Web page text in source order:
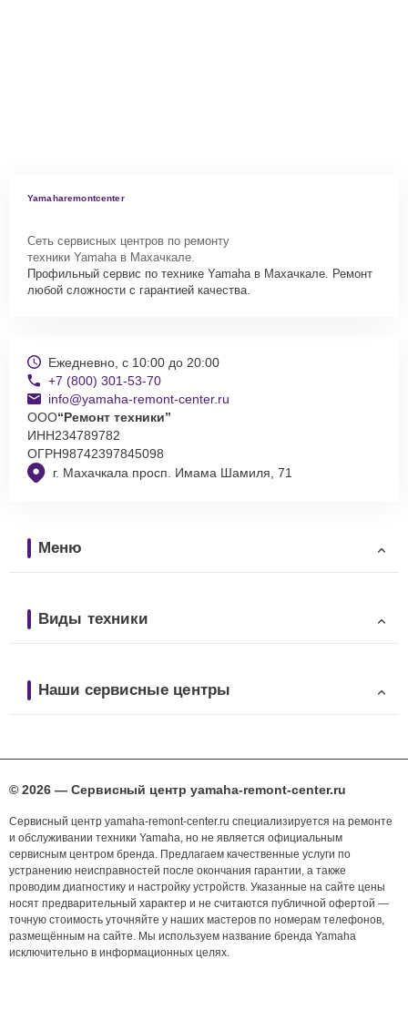
Yamaharemontcenter
Сеть сервисных центров по ремонту
техники Yamaha в Махачкале.
Профильный сервис по технике Yamaha в Махачкале. Ремонт
любой сложности с гарантией качества.
г. Махачкала просп. Имама Шамиля, 71
Ежедневно, с 10:00 до 20:00
+7 (800) 301-53-70
info@yamaha-remont-center.ru
ООО“Ремонт техники”
ИНН234789782
ОГРН98742397845098
Меню
Виды техники
Наши сервисные центры
© 2026 — Сервисный центр yamaha-remont-center.ru
Сервисный центр yamaha-remont-center.ru специализируется на ремонте
и обслуживании техники Yamaha, но не является официальным
сервисным центром бренда. Предлагаем качественные услуги по
устранению неисправностей после окончания гарантии, а также
проводим диагностику и настройку устройств. Указанные на сайте цены
носят предварительный характер и не считаются публичной офертой —
точную стоимость уточняйте у наших мастеров по номерам телефонов,
размещённым на сайте. Мы используем название бренда Yamaha
исключительно в информационных целях.